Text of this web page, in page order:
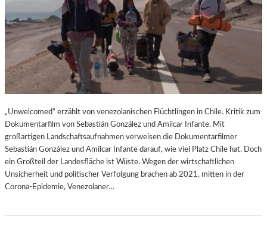
„Unwelcomed“ erzählt von venezolanischen Flüchtlingen in Chile. Kritik zum
Dokumentarfilm von Sebastián González und Amílcar Infante. Mit
großartigen Landschaftsaufnahmen verweisen die Dokumentarfilmer
Sebastián González und Amílcar Infante darauf, wie viel Platz Chile hat. Doch
ein Großteil der Landesfläche ist Wüste. Wegen der wirtschaftlichen
Unsicherheit und politischer Verfolgung brachen ab 2021, mitten in der
Corona-Epidemie, Venezolaner…